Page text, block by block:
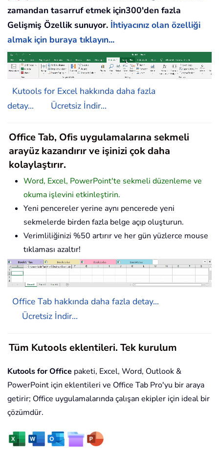
zamandan tasarruf etmek için300'den fazla
Gelişmiş Özellik sunuyor. İhtiyacınız olan özelliği
almak için buraya tıklayın...
Kutools for Excel hakkında daha fazla
detay...
Ücretsiz İndir...
Office Tab, Ofis uygulamalarına sekmeli
arayüz kazandırır ve işinizi çok daha
kolaylaştırır.
Word, Excel, PowerPoint'te sekmeli düzenleme ve
okuma işlevini etkinleştirin.
Yeni pencereler yerine aynı pencerede yeni
sekmelerde birden fazla belge açıp oluşturun.
Verimliliğinizi %50 artırır ve her gün yüzlerce mouse
tıklaması azaltır!
Office Tab hakkında daha fazla detay...
Ücretsiz İndir...
Tüm Kutools eklentileri. Tek kurulum
Kutools for Office paketi, Excel, Word, Outlook &
PowerPoint için eklentileri ve Office Tab Pro'yu bir araya
getirir; Office uygulamalarında çalışan ekipler için ideal bir
çözümdür.